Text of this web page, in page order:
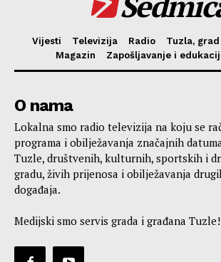
Vijesti Televizija Radio Tuzla,
Magazin
Zapošljavanje i
O nama
Lokalna smo radio televizija na koju se
programa i obilježavanja značajnih
Tuzle, društvenih, kulturnih, sportskih i
gradu, živih prijenosa i obilježavanja
događaja.
Medijski smo servis grada i građana Tuzle!